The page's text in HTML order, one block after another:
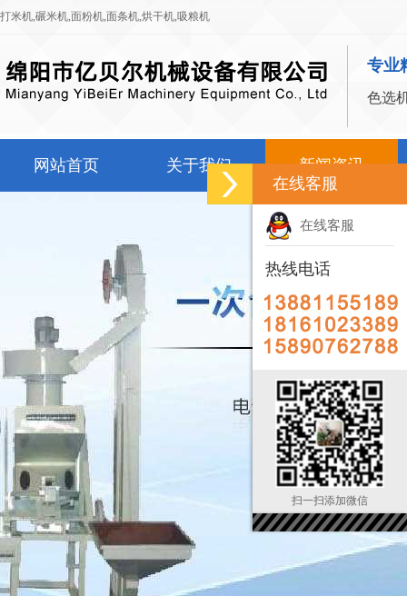
打米机,碾米机,面粉机,面条机,烘干机,吸粮机
专业
色选
网站首页 关于我们 新闻资讯
在线客服
在线客服
热线电话
扫一扫添加微信